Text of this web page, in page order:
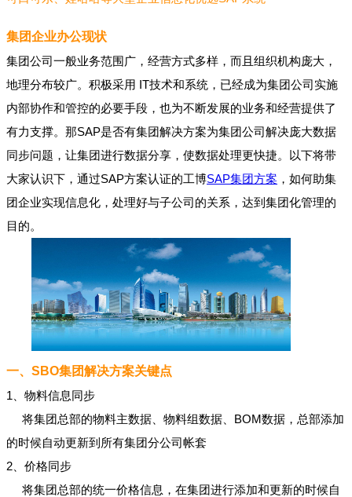
集团企业办公现状
集团公司一般业务范围广，经营方式多样，而且组织机构庞大，
地理分布较广。积极采用 IT技术和系统，已经成为集团公司实施
内部协作和管控的必要手段，也为不断发展的业务和经营提供了
有力支撑。那SAP是否有集团解决方案为集团公司解决庞大数据
同步问题，让集团进行数据分享，使数据处理更快捷。以下将带
大家认识下，通过SAP方案认证的工博SAP集团方案 ，如何助集
团企业实现信息化，处理好与子公司的关系，达到集团化管理的
目的。
一、SBO集团解决方案关键点
1、物料信息同步
将集团总部的物料主数据、物料组数据、BOM数据，总部添加
的时候自动更新到所有集团分公司帐套
2、价格同步
将集团总部的统一价格信息，在集团进行添加和更新的时候自